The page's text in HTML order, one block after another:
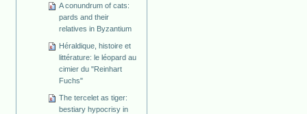
A conundrum of cats:
pards and their
relatives in Byzantium
Héraldique, histoire et
littérature: le léopard au
cimier du "Reinhart
Fuchs"
The tercelet as tiger:
bestiary hypocrisy in